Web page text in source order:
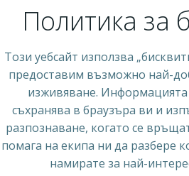
Политика за
Този уебсайт използва
предоставим възможно най-
изживяване. Информацията
съхранява в браузъра ви и
разпознаване, когато се
помага на екипа ни да разбере
намирате за най-